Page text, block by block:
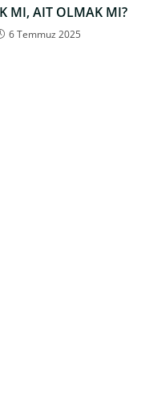
MI, AIT OLMAK MI?
6 Temmuz 2025